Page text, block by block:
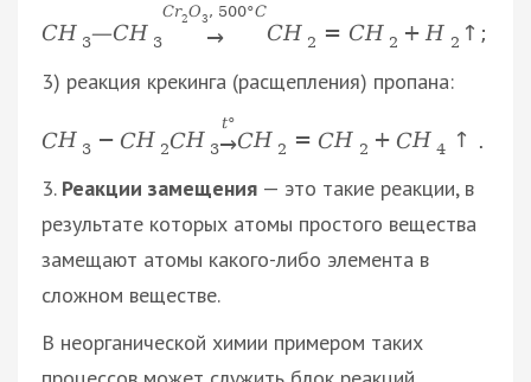
CH 3—CH 3
Cr2O3 , 500°C
→ CH 2 = CH 2 + H 2 ↑ ;
3) реакция крекинга (расщепления) пропана:
CH 3 − CH 2CH 3
t°
→CH 2 = CH 2 + CH 4 ↑ .
3. Реакции замещения — это такие реакции, в
результате которых атомы простого вещества
замещают атомы какого-либо элемента в
сложном веществе.
В неорганической химии примером таких